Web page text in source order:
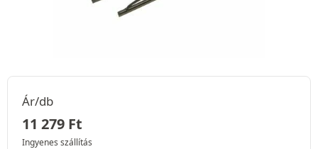
Ár/db
11 279 Ft
Ingyenes szállítás